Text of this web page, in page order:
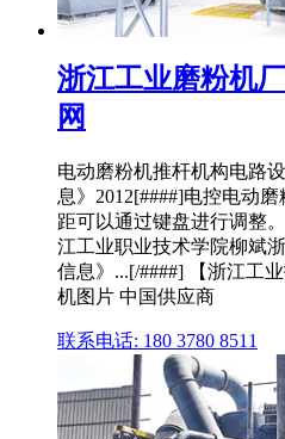
浙江工业磨粉机
网
电动磨粉机推杆机构电路
息》2012[####]电控电动
距可以通过键盘进行调整
江工业职业技术学院柳斌
信息》...[/####] 【浙江工
机图片 中国供应商
联系电话: 180 3780 8511